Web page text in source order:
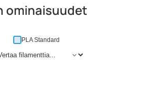
ominaisuudet
PLA Standard